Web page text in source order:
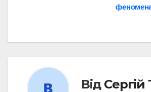
Від Сергій